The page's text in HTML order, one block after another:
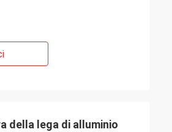
della lega di alluminio